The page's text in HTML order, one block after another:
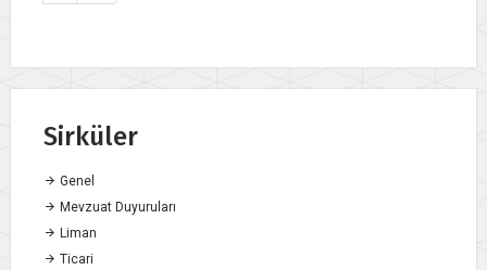
Sirküler
Genel
Mevzuat Duyuruları
Liman
Ticari